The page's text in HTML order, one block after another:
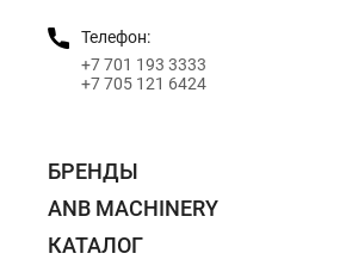
Телефон:
+7 701 193 3333
+7 705 121 6424
БРЕНДЫ
ANB MACHINERY
КАТАЛОГ